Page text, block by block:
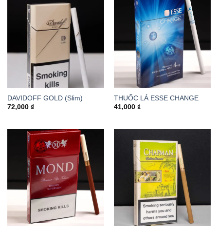
DAVIDOFF GOLD (Slim)
72,000 ₫
THUỐC LÁ ESSE CHANGE
41,000 ₫